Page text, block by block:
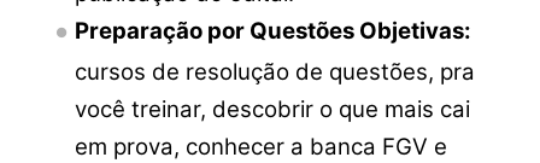
Preparação por Questões Objetivas:
cursos de resolução de questões, pra
você treinar, descobrir o que mais cai
em prova, conhecer a banca FGV e